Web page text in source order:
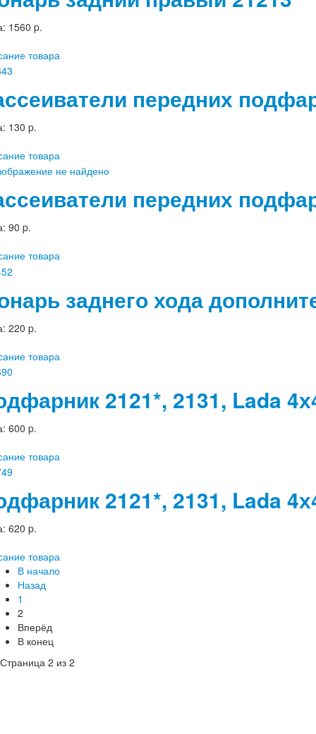
1560 p.
товара
передних
130 p.
товара
передних
90 p.
товара
заднего хода
220 p.
товара
2121*, 2131, Lada
600 p.
товара
2121*, 2131, Lada
620 p.
товара
В начало
Назад
1
2
Вперёд
В конец
Страница 2 из 2